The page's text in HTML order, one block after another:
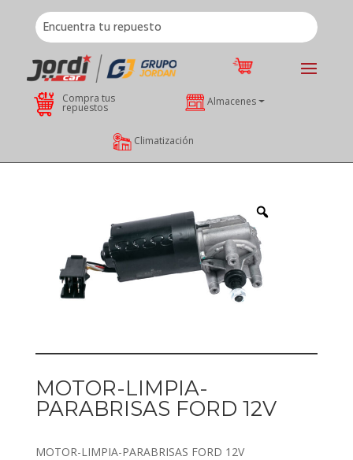
Compra tus
repuestos Almacenes
Climatización
MOTOR-LIMPIA-
PARABRISAS FORD 12V
MOTOR-LIMPIA-PARABRISAS FORD 12V